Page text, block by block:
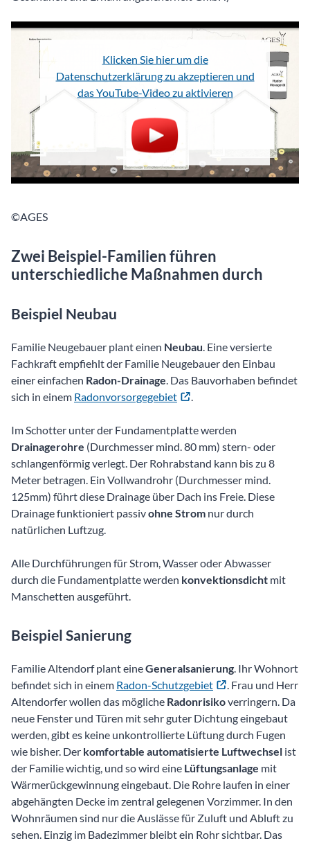
Klicken Sie hier um die
Datenschutzerklärung zu akzeptieren und
das YouTube-Video zu aktivieren
©AGES
Zwei Beispiel-Familien führen
unterschiedliche Maßnahmen durch
Beispiel Neubau
Familie Neugebauer plant einen Neubau. Eine versierte
Fachkraft empfiehlt der Familie Neugebauer den Einbau
einer einfachen Radon-Drainage. Das Bauvorhaben befindet
sich in einem Radonvorsorgegebiet .
Im Schotter unter der Fundamentplatte werden
Drainagerohre (Durchmesser mind. 80 mm) stern- oder
schlangenförmig verlegt. Der Rohrabstand kann bis zu 8
Meter betragen. Ein Vollwandrohr (Durchmesser mind.
125mm) führt diese Drainage über Dach ins Freie. Diese
Drainage funktioniert passivohne Strom nur durch
natürlichen Luftzug.
Alle Durchführungen für Strom, Wasser oder Abwasser
durch die Fundamentplatte werden konvektionsdicht mit
Manschetten ausgeführt.
Beispiel Sanierung
Familie Altendorf plant eineGeneralsanierung. Ihr Wohnort
befindet sich in einem Radon-Schutzgebiet
. Frau und Herr
Altendorfer wollen das mögliche Radonrisikoverringern. Da
neue Fenster und Türen mit sehr guter Dichtung eingebaut
werden, gibt es keine unkontrollierte Lüftung durch Fugen
wie bisher. Der komfortable automatisierte Luftwechsel ist
der Familie wichtig, und so wird eine Lüftungsanlage mit
Wärmerückgewinnung eingebaut. Die Rohre laufen in einer
abgehängten Decke im zentral gelegenen Vorzimmer. In den
Wohnräumen sind nur die Auslässe für Zuluft und Abluft zu
sehen. Einzig im Badezimmer bleibt ein Rohr sichtbar. Das